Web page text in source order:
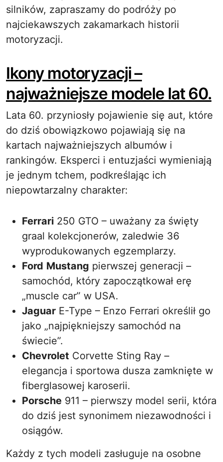
silników, zapraszamy do podróży po
najciekawszych zakamarkach historii
motoryzacji.
Ikony motoryzacji –
najważniejsze modele lat 60.
Lata 60. przyniosły pojawienie się aut, które
do dziś obowiązkowo pojawiają się na
kartach najważniejszych albumów i
rankingów. Eksperci i entuzjaści wymieniają
je jednym tchem, podkreślając ich
niepowtarzalny charakter:
Ferrari 250 GTO – uważany za święty
graal kolekcjonerów, zaledwie 36
wyprodukowanych egzemplarzy.
Ford Mustang pierwszej generacji –
samochód, który zapoczątkował erę
„muscle car” w USA.
Jaguar E-Type – Enzo Ferrari określił go
jako „najpiękniejszy samochód na
świecie”.
Chevrolet Corvette Sting Ray –
elegancja i sportowa dusza zamknięte w
fiberglasowej karoserii.
Porsche 911 – pierwszy model serii, która
do dziś jest synonimem niezawodności i
osiągów.
Każdy z tych modeli zasługuje na osobne